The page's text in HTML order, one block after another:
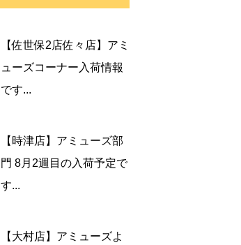
【佐世保2店佐々店】アミ
ューズコーナー入荷情報
です...
【時津店】アミューズ部
門 8月2週目の入荷予定で
す...
【大村店】アミューズよ